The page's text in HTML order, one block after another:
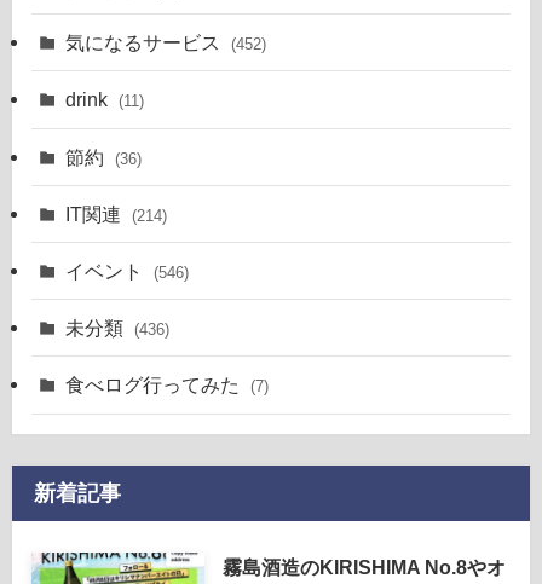
気になるサービス (452)
drink (11)
節約 (36)
IT関連 (214)
イベント (546)
未分類 (436)
食べログ行ってみた (7)
新着記事
霧島酒造のKIRISHIMA No.8やオ